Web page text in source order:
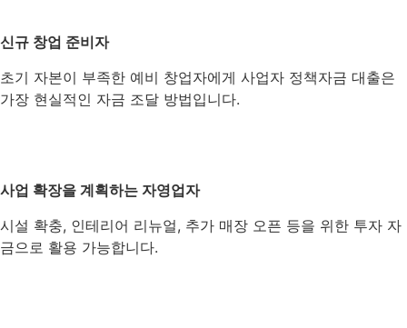
신규 창업 준비자
초기 자본이 부족한 예비 창업자에게 사업자 정책자금 대출은
가장 현실적인 자금 조달 방법입니다.
사업 확장을 계획하는 자영업자
시설 확충, 인테리어 리뉴얼, 추가 매장 오픈 등을 위한 투자 자
금으로 활용 가능합니다.